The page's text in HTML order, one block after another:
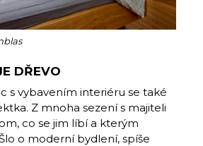
DŘEVO
s vybavením interiéru se také
Z mnoha sezení s majiteli
co se jim líbí a kterým
o moderní bydlení, spíše